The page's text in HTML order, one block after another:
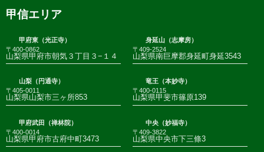
甲信エリア
甲府東（光正寺）
〒400-0862
山梨県甲府市朝気３丁目３−１４
身延山（志摩房）
〒409-2524
山梨県南巨摩郡身延町身延3543
山梨（円通寺）
〒405-0011
山梨県山梨市三ヶ所853
竜王（本妙寺）
〒400-0115
山梨県甲斐市篠原139
甲府武田（禅林院）
〒400-0014
山梨県甲府市古府中町3473
中央（妙福寺）
〒409-3822
山梨県中央市下三條3